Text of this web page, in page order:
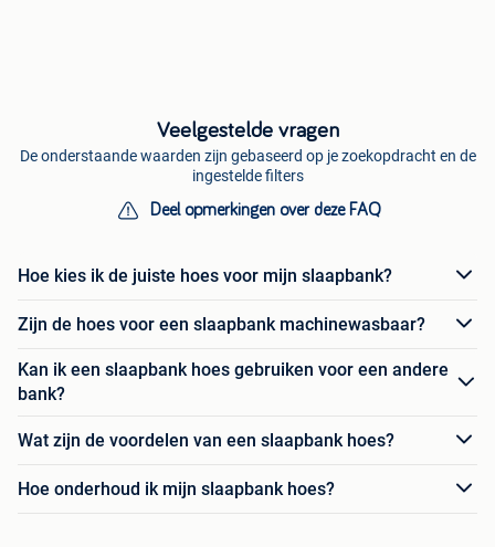
Veelgestelde vragen
De onderstaande waarden zijn gebaseerd op je zoekopdracht en de
ingestelde filters
Deel opmerkingen over deze FAQ
Hoe kies ik de juiste hoes voor mijn slaapbank?
Zijn de hoes voor een slaapbank machinewasbaar?
Kan ik een slaapbank hoes gebruiken voor een andere
bank?
Wat zijn de voordelen van een slaapbank hoes?
Hoe onderhoud ik mijn slaapbank hoes?